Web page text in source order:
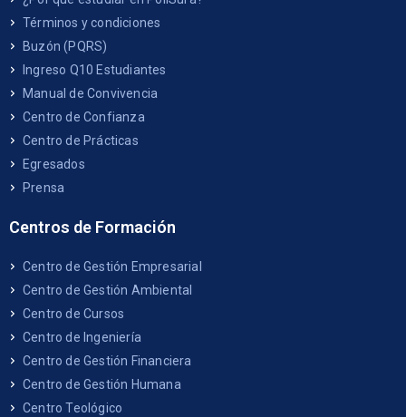
Términos y condiciones
Buzón (PQRS)
Ingreso Q10 Estudiantes
Manual de Convivencia
Centro de Confianza
Centro de Prácticas
Egresados
Prensa
Centros de Formación
Centro de Gestión Empresarial
Centro de Gestión Ambiental
Centro de Cursos
Centro de Ingeniería
Centro de Gestión Financiera
Centro de Gestión Humana
Centro Teológico